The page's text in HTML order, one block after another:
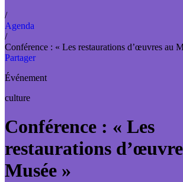
/
Agenda
/
Conférence : « Les restaurations d’œuvres au
Partager
Événement
culture
Conférence : « Les
restaurations
Musée »